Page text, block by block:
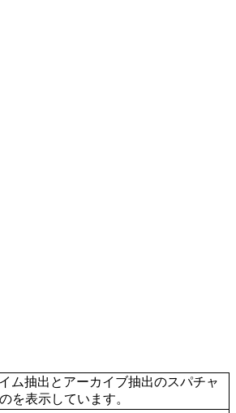
抽出とアーカイブ抽出のスパチャ
を表示しています。